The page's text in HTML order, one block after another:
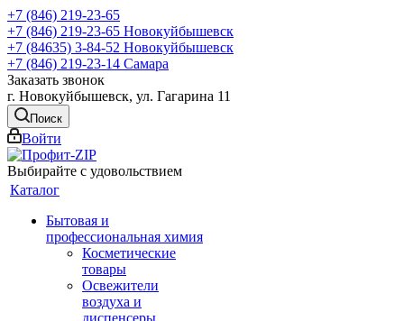
+7 (846) 219-23-65
+7 (846) 219-23-65 Новокуйбышевск
+7 (84635) 3-84-52 Новокуйбышевск
+7 (846) 219-23-14 Самара
Заказать звонок
г. Новокуйбышевск, ул. Гагарина 11
Поиск
Войти
Выбирайте с удовольствием
Каталог
Бытовая и
профессиональная химия
Косметические
товары
Освежители
воздуха и
диспенсеры